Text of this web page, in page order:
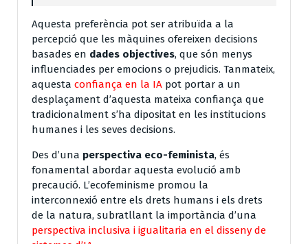
Aquesta preferència pot ser atribuïda a la
percepció que les màquines ofereixen decisions
basades en dades objectives, que són menys
influenciades per emocions o prejudicis. Tanmateix,
aquesta confiança en la IA pot portar a un
desplaçament d’aquesta mateixa confiança que
tradicionalment s’ha dipositat en les institucions
humanes i les seves decisions.
Des d’una perspectiva eco-feminista, és
fonamental abordar aquesta evolució amb
precaució. L’ecofeminisme promou la
interconnexió entre els drets humans i els drets
de la natura, subratllant la importància d’una
perspectiva inclusiva i igualitaria en el disseny de